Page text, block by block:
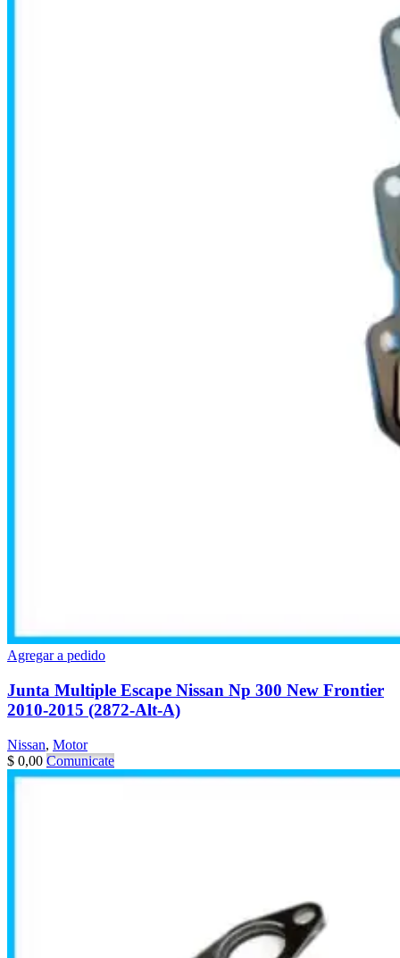
Agregar a pedido
Junta Multiple Escape Nissan Np 300 New Frontier
2010-2015 (2872-Alt-A)
Nissan, Motor
$ 0,00 Comunicate